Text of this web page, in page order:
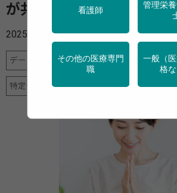
が共同声明を発表
2025年03月24日
データヘルス計画 予防 地域保健 女
特定保健指導 産業保健 調査・統計
看護師
管理栄
その他の医療専門
職
一般（
格な